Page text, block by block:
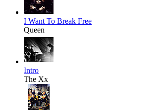
I Want To Break Free
Queen
Intro
The Xx